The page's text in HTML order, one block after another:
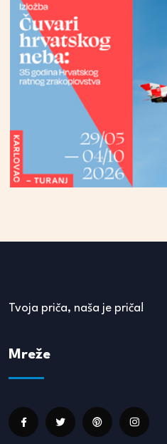
Tvoja priča, naša je priča!
Mreže